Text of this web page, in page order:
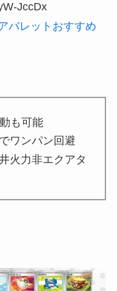
JccDx
バレットおすすめ
も可能
ワンパン回避
火力非エクアタ